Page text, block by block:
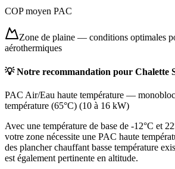
COP moyen PAC
Zone de plaine — conditions optimales
aérothermiques
💡 Notre recommandation pour Chalette
PAC Air/Eau haute température —
température (65°C) (10 à 16 kW)
Avec une température de base de -12°C et
votre zone nécessite une PAC haute
des plancher chauffant basse température
est également pertinente en altitude.